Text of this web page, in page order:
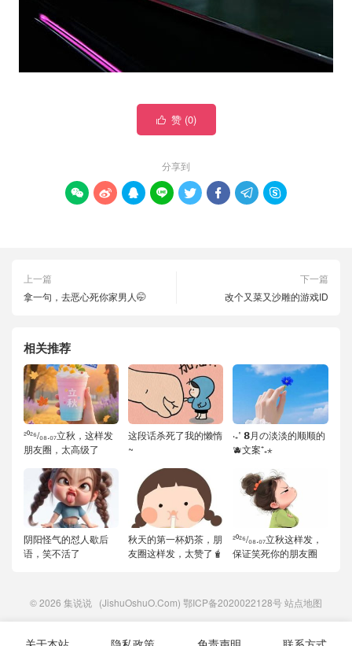
 赞 (0)
分享到
       
上一篇
拿一句，去恶心死你家男人🤭
下一篇
改个又菜又沙雕的游戏ID
相关推荐
²⁰²⁶/₀₈.₀₇立秋，这样发
朋友圈，太高级了
这段话杀死了我的懒惰
~
‧₊˚ 𝟴月の淡淡的顺顺的
🫐文案⁺₊⋆
阴阳怪气的怼人歇后
语，笑不活了
秋天的第一杯奶茶，朋
友圈这样发，太赞了🧋
²⁰²⁶/₀₈.₀₇立秋这样发，
保证笑死你的朋友圈
© 2026 集说说 (JishuOshuO.Com) 鄂ICP备2020022128号站点地图